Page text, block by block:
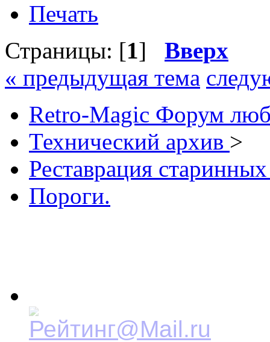
Печать
Страницы: [1] Вверх
« предыдущая тема
Retro-Magic Форум
Технический архив >
Реставрация
Пороги.